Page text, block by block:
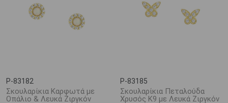
P-83182
Σκουλαρίκια Καρφωτά με
Οπάλιο & Λευκά Ζιργκόν
P-83185
Σκουλαρίκια Πεταλούδα
Χρυσός K9 με Λευκά Ζιργκόν